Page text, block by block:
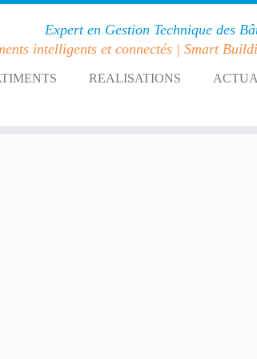
Expert en Gestion Technique des
intelligents et connectés | Smart
REALISATIONS